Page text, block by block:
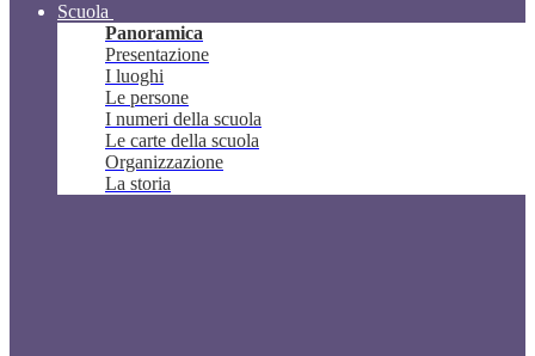
Scuola
Panoramica
Presentazione
I luoghi
Le persone
I numeri della scuola
Le carte della scuola
Organizzazione
La storia